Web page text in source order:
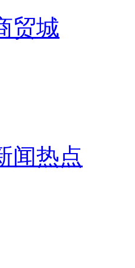
贸城
闻热点